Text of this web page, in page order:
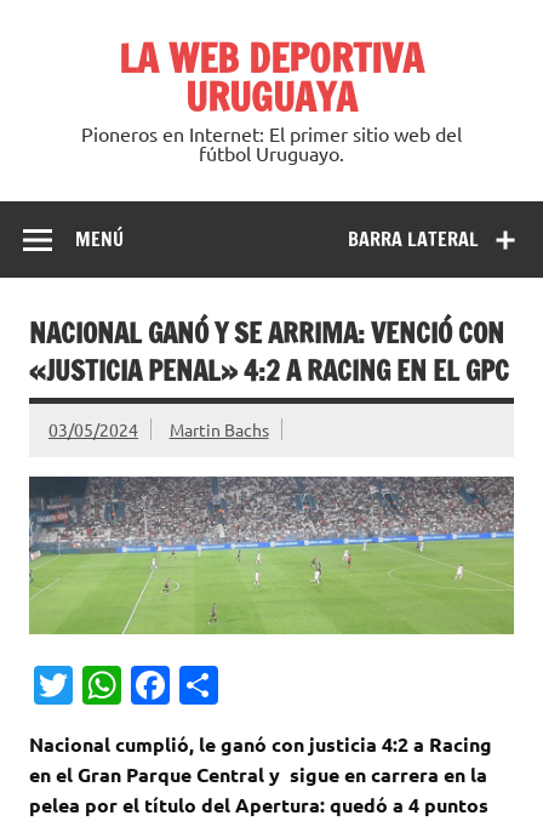
LA WEB DEPORTIVA
URUGUAYA
Pioneros en Internet: El primer sitio web del
fútbol Uruguayo.
BARRA LATERAL
MENÚ
NACIONAL GANÓ Y SE ARRIMA: VENCIÓ CON
«JUSTICIA PENAL» 4:2 A RACING EN EL GPC
03/05/2024 Martin Bachs
T
it
te
W
at
s
Fa
e
b
m
p
Nacional cumplió, le ganó con justicia 4:2 a Racing
en el Gran Parque Central y sigue en carrera en la
pelea por el título del Apertura: quedó a 4 puntos